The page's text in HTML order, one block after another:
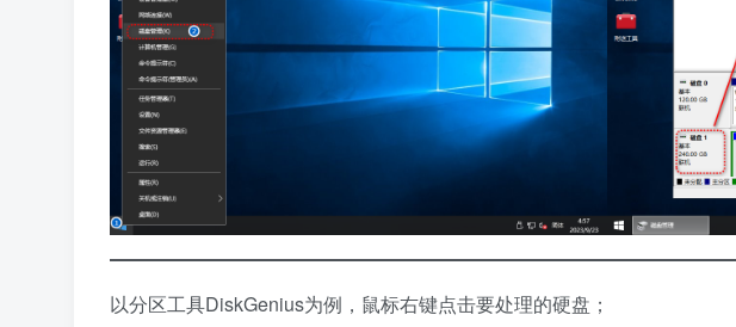
以分区工具DiskGenius为例，鼠标右键点击要处理的硬盘；